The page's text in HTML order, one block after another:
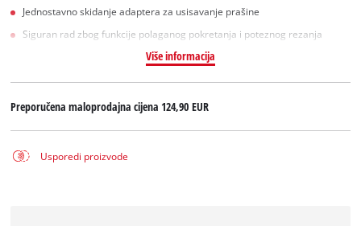
Jednostavno skidanje adaptera za usisavanje prašine
Siguran rad zbog funkcije polaganog pokretanja i poteznog rezanja
Više informacija
Preporučena maloprodajna cijena124,90 EUR
Usporedi proizvode